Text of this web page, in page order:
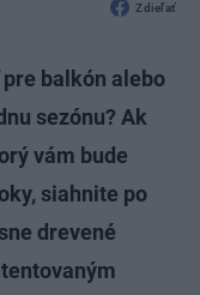
Zdieľať
balkón alebo
sezónu? Ak
vám bude
siahnite po
drevené